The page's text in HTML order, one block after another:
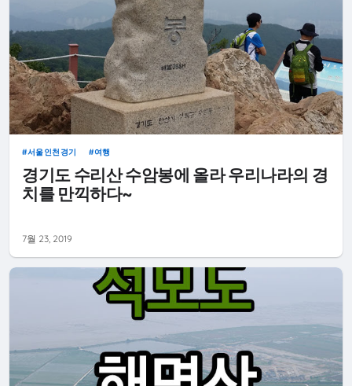
서울인천경기 여행
경기도 수리산 수암봉에 올라 우리나라의 경
치를 만끽하다~
7월 23, 2019